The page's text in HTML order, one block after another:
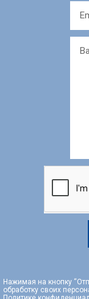
Нажимая на кнопку
обработку своих